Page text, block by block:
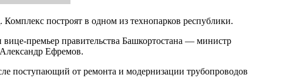
построят в одном из технопарков республики.
премьер правительства Башкортостана — министр
Ефремов.
поступающий от ремонта и модернизации трубопроводов